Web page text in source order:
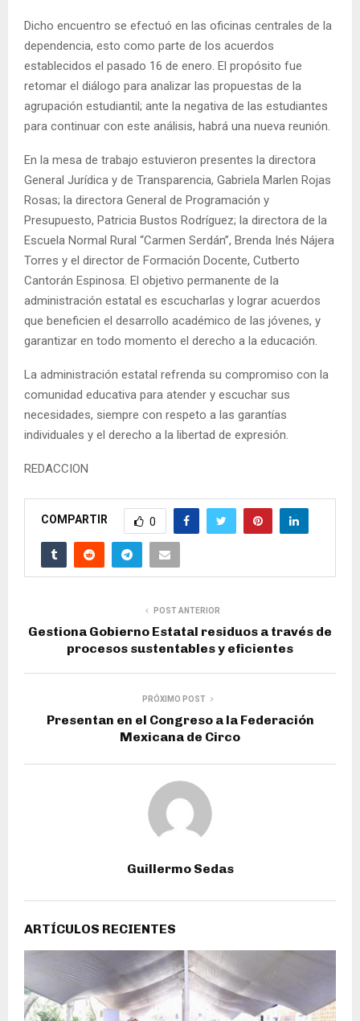
Dicho encuentro se efectuó en las oficinas centrales de la
dependencia, esto como parte de los acuerdos
establecidos el pasado 16 de enero. El propósito fue
retomar el diálogo para analizar las propuestas de la
agrupación estudiantil; ante la negativa de las estudiantes
para continuar con este análisis, habrá una nueva reunión.
En la mesa de trabajo estuvieron presentes la directora
General Jurídica y de Transparencia, Gabriela Marlen Rojas
Rosas; la directora General de Programación y
Presupuesto, Patricia Bustos Rodríguez; la directora de la
Escuela Normal Rural “Carmen Serdán”, Brenda Inés Nájera
Torres y el director de Formación Docente, Cutberto
Cantorán Espinosa. El objetivo permanente de la
administración estatal es escucharlas y lograr acuerdos
que beneficien el desarrollo académico de las jóvenes, y
garantizar en todo momento el derecho a la educación.
La administración estatal refrenda su compromiso con la
comunidad educativa para atender y escuchar sus
necesidades, siempre con respeto a las garantías
individuales y el derecho a la libertad de expresión.
REDACCION
COMPARTIR 0
POST ANTERIOR
Gestiona Gobierno Estatal residuos a través de
procesos sustentables y eficientes
PRÓXIMO POST
Presentan en el Congreso a la Federación
Mexicana de Circo
Guillermo Sedas
ARTÍCULOS RECIENTES